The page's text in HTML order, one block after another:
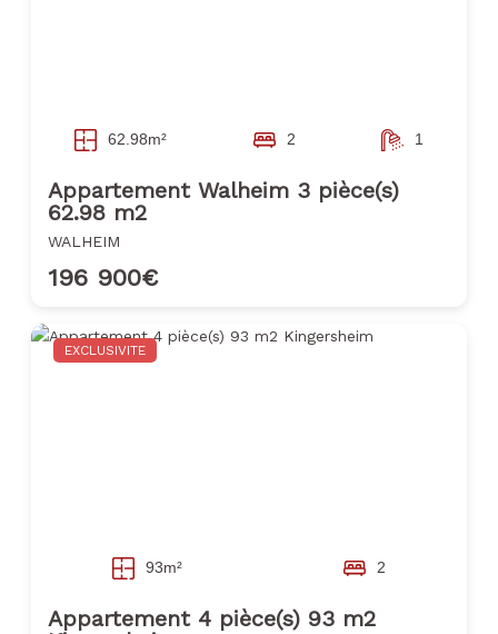
62.98m² 2 1
Appartement Walheim 3 pièce(s)
62.98 m2
WALHEIM
196 900€
EXCLUSIVITE
93m² 2
Appartement 4 pièce(s) 93 m2